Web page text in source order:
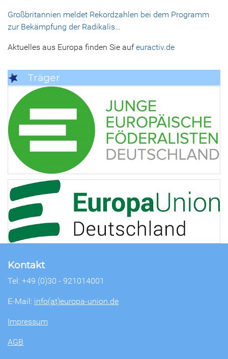
Großbritannien meldet Rekordzahlen bei dem Programm
zur Bekämpfung der Radikalis…
Aktuelles aus Europa finden Sie aufeuractiv.de
Träger
Kontakt
Tel: +49 (0)30 - 921014001
E-Mail: info(at)europa-union.de
Impressum
AGB